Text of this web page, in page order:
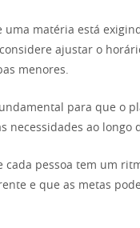
uma matéria está
ajustar o
menores.
para que o
necessidades ao longo
cada pessoa tem um
e que as metas